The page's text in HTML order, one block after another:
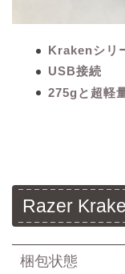
Krakenシリ
USB接続
275gと超軽
Razer
梱包状態